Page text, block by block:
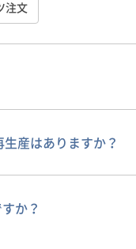
注文
産はありますか？
か？